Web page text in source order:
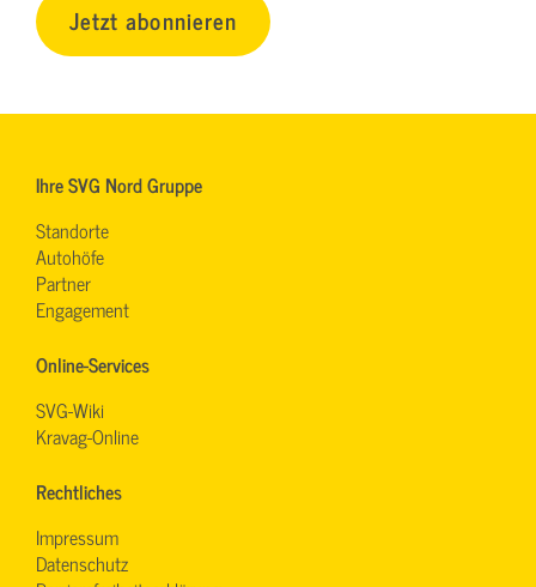
Jetzt abonnieren
Ihre SVG Nord Gruppe
Standorte
Autohöfe
Partner
Engagement
Online-Services
SVG-Wiki
Kravag-Online
Rechtliches
Impressum
Datenschutz